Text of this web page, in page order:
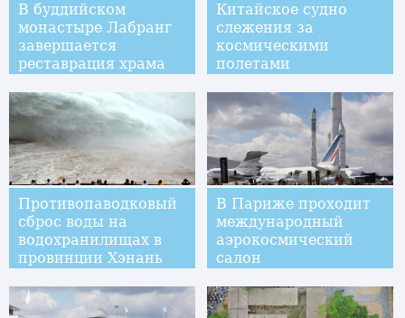
В буддийском
монастыре Лабранг
завершается
реставрация храма
Китайское судно
слежения за
космическими
полетами
достигло южной
части Тихого океана
Противопаводковый
сброс воды на
водохранилищах в
провинции Хэнань
В Париже проходит
международный
аэрокосмический
салон